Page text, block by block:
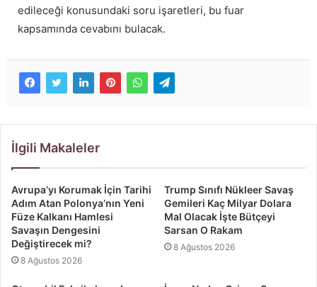
edileceği konusundaki soru işaretleri, bu fuar
kapsamında cevabını bulacak.
İlgili Makaleler
Avrupa’yı Korumak İçin Tarihi
Adım Atan Polonya’nın Yeni
Füze Kalkanı Hamlesi
Savaşın Dengesini
Değiştirecek mi?
8 Ağustos 2026
Trump Sınıfı Nükleer Savaş
Gemileri Kaç Milyar Dolara
Mal Olacak İşte Bütçeyi
Sarsan O Rakam
8 Ağustos 2026